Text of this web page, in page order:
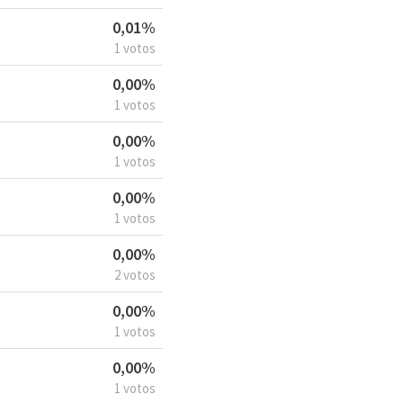
0,01%
1 votos
0,00%
1 votos
0,00%
1 votos
0,00%
1 votos
0,00%
2 votos
0,00%
1 votos
0,00%
1 votos